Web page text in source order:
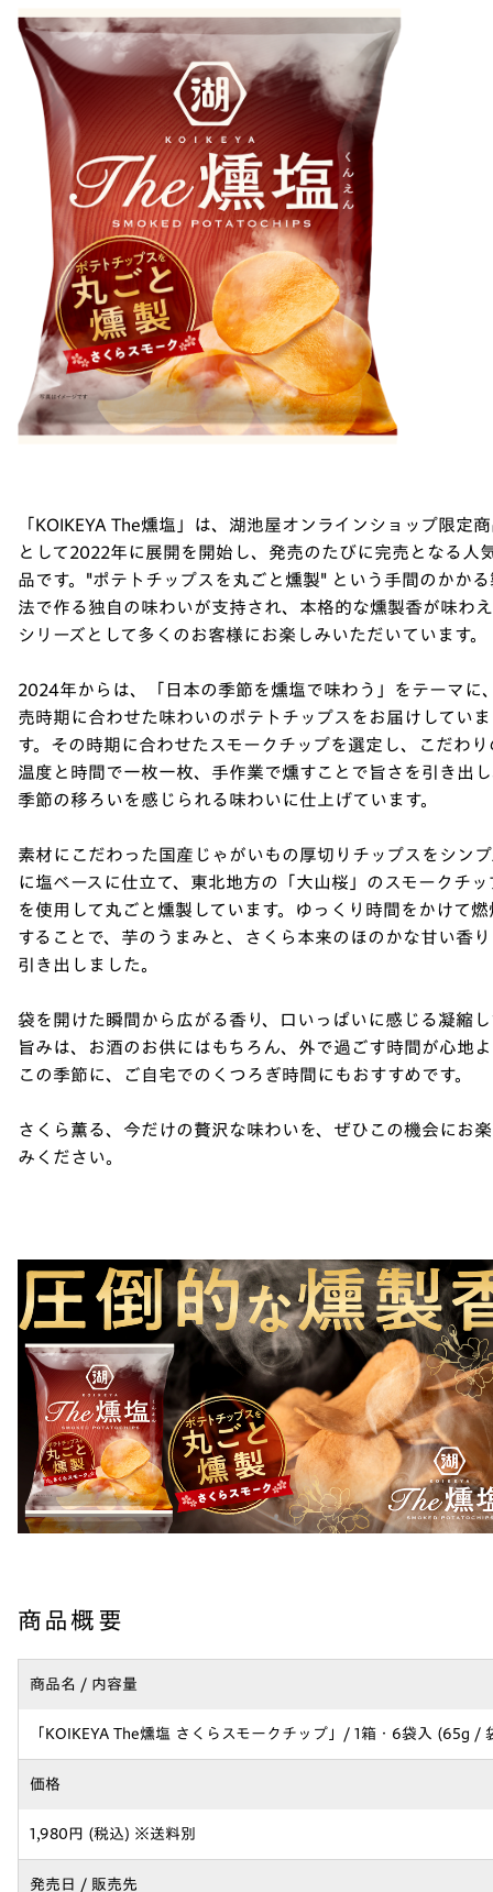
「KOIKEYA The燻塩」は、湖池屋オンラインショップ限定
として2022年に展開を開始し、発売のたびに完売となる人
品です。"ポテトチップスを丸ごと燻製" という手間のかかる
法で作る独自の味わいが支持され、本格的な燻製香が味わ
シリーズとして多くのお客様にお楽しみいただいています。
2024年からは、「日本の季節を燻塩で味わう」をテーマに
売時期に合わせた味わいのポテトチップスをお届けしていま
す。その時期に合わせたスモークチップを選定し、こだわり
温度と時間で一枚一枚、手作業で燻すことで旨さを引き出
季節の移ろいを感じられる味わいに仕上げています。
素材にこだわった国産じゃがいもの厚切りチップスをシン
に塩ベースに仕立て、東北地方の「大山桜」のスモークチッ
を使用して丸ごと燻製しています。ゆっくり時間をかけて燃
することで、芋のうまみと、さくら本来のほのかな甘い香
引き出しました。
袋を開けた瞬間から広がる香り、口いっぱいに感じる凝縮
旨みは、お酒のお供にはもちろん、外で過ごす時間が心地
この季節に、ご自宅でのくつろぎ時間にもおすすめです。
さくら薫る、今だけの贅沢な味わいを、ぜひこの機会にお
みください。
商品概要
商品名 / 内容量
「KOIKEYA The燻塩 さくらスモークチップ」/ 1箱・6袋入 (65g /
価格
1,980円 (税込) ※送料別
発売日 / 販売先